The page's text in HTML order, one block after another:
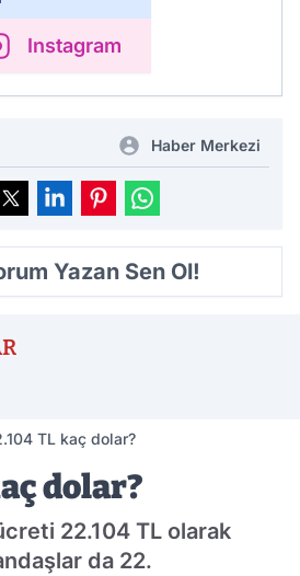
Instagram
Haber Merkezi
Yazan Sen Ol!
TL kaç dolar?
dolar?
22.104 TL olarak
da 22.